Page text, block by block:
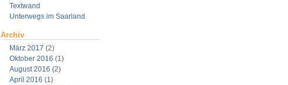
Textwand
Unterwegs im Saarland
Archiv
März 2017 (2)
Oktober 2016 (1)
August 2016 (2)
April 2016 (1)